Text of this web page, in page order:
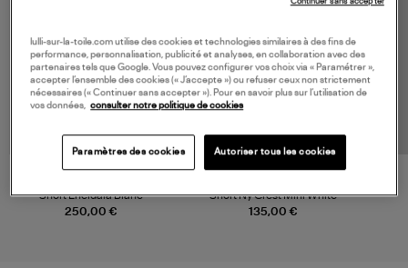
250,00 €
Short Eneidala Blanc
135,00 €
Short Ny Crest Mini White
lulli-sur-la-toile.com utilise des cookies et technologies similaires à des fins de
performance, personnalisation, publicité et analyses, en collaboration avec des
partenaires tels que Google. Vous pouvez configurer vos choix via « Paramétrer »,
accepter l’ensemble des cookies (« J’accepte ») ou refuser ceux non strictement
nécessaires (« Continuer sans accepter »). Pour en savoir plus sur l’utilisation de
vos données, consulter notre politique de cookies
Paramètres des cookies Autoriser tous les cookies
Continuer sans accepter